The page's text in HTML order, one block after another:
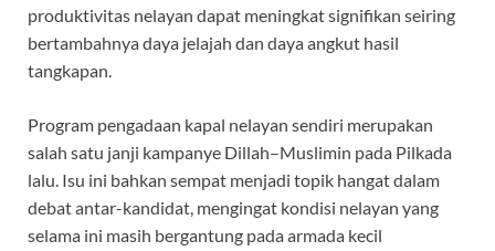
produktivitas nelayan dapat meningkat signifikan seiring
bertambahnya daya jelajah dan daya angkut hasil
tangkapan.
Program pengadaan kapal nelayan sendiri merupakan
salah satu janji kampanye Dillah–Muslimin pada Pilkada
lalu. Isu ini bahkan sempat menjadi topik hangat dalam
debat antar-kandidat, mengingat kondisi nelayan yang
selama ini masih bergantung pada armada kecil